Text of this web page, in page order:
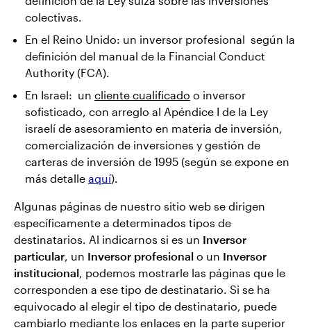
colectivas.
En el Reino Unido: un inversor profesional según la
definición del manual de la Financial Conduct
Authority (FCA).
En Israel: un cliente cualificado o inversor
sofisticado, con arreglo al Apéndice I de la Ley
israelí de asesoramiento en materia de inversión,
comercialización de inversiones y gestión de
carteras de inversión de 1995 (según se expone en
más detalle aquí).
Algunas páginas de nuestro sitio web se dirigen
específicamente a determinados tipos de
destinatarios. Al indicarnos si es un Inversor
particular, un Inversor profesional o un Inversor
institucional, podemos mostrarle las páginas que le
corresponden a ese tipo de destinatario. Si se ha
equivocado al elegir el tipo de destinatario, puede
cambiarlo mediante los enlaces en la parte superior